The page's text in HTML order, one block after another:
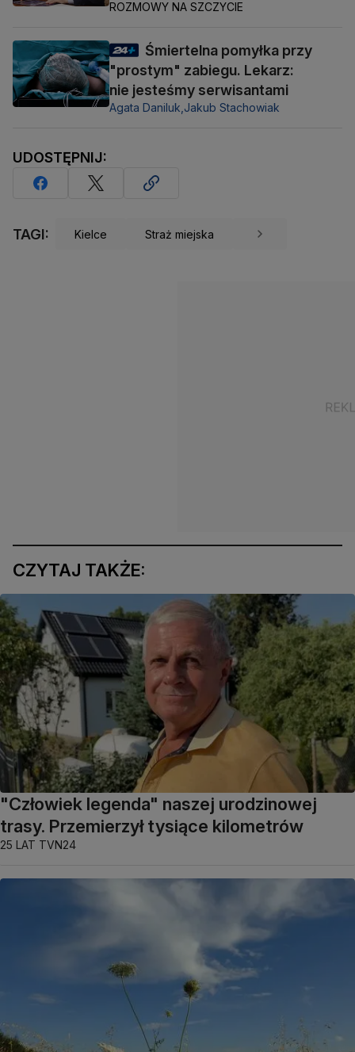
ROZMOWY NA SZCZYCIE
Śmiertelna pomyłka przy
"prostym" zabiegu. Lekarz:
nie jesteśmy serwisantami
Agata Daniluk, Jakub Stachowiak
UDOSTĘPNIJ:
TAGI: Kielce Straż miejska
CZYTAJ TAKŻE:
"Człowiek legenda" naszej urodzinowej
trasy. Przemierzył tysiące kilometrów
25 LAT TVN24